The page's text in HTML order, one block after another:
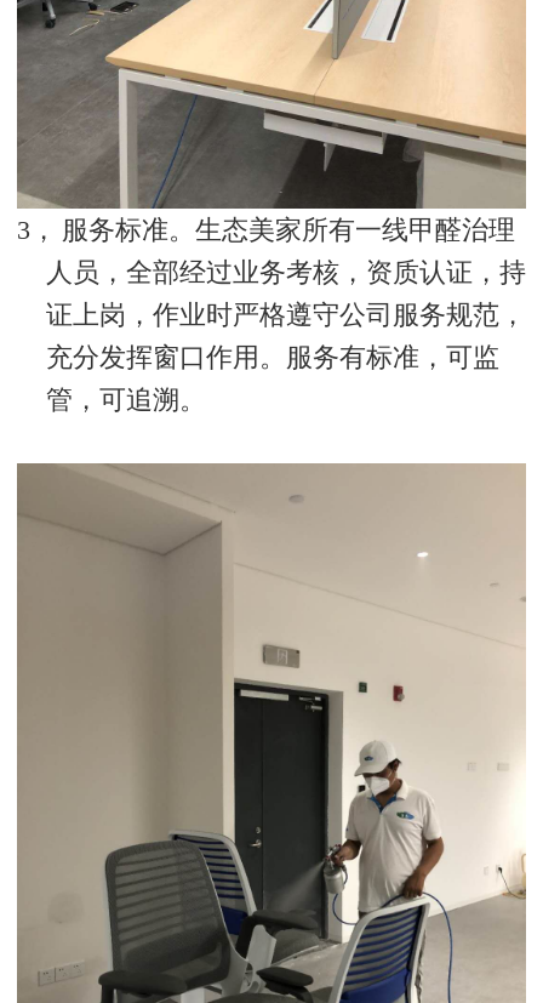
3， 服务标准。生态美家所有一线甲醛治理
人员，全部经过业务考核，资质认证，持
证上岗，作业时严格遵守公司服务规范，
充分发挥窗口作用。服务有标准，可监
管，可追溯。